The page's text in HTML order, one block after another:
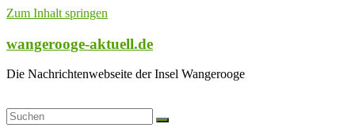
Zum Inhalt springen
wangerooge-aktuell.de
Die Nachrichtenwebseite der Insel Wangerooge